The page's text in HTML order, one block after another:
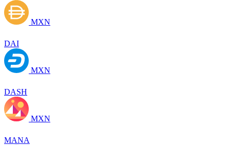
MXN
DAI
MXN
DASH
MXN
MANA